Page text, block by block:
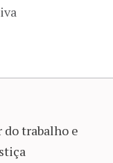
do trabalho e